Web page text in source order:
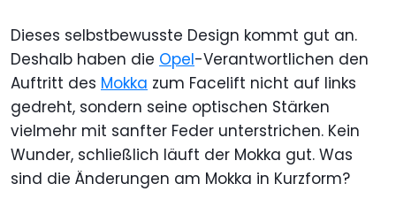
Dieses selbstbewusste Design kommt gut an.
Deshalb haben die Opel-Verantwortlichen den
Auftritt des Mokka zum Facelift nicht auf links
gedreht, sondern seine optischen Stärken
vielmehr mit sanfter Feder unterstrichen. Kein
Wunder, schließlich läuft der Mokka gut. Was
sind die Änderungen am Mokka in Kurzform?